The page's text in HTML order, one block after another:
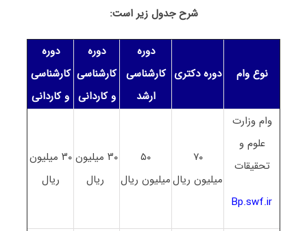
شرح جدول زیر است:
نوع وام دوره دکتری
دوره
کارشناسی
ارشد
دوره
کارشناسی
و کاردانی
دوره
کارشناسی
و کاردانی
وام وزارت
علوم و
تحقیقات
Bp.swf.ir
۷۰
میلیون ریال
۵۰
میلیون ریال
۳۰ میلیون
ریال
۳۰ میلیون
ریال